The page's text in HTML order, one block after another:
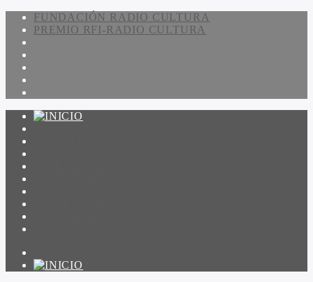
FUNDACIÓN RADIO CULTURA
PREMIO RFI-RADIO CULTURA